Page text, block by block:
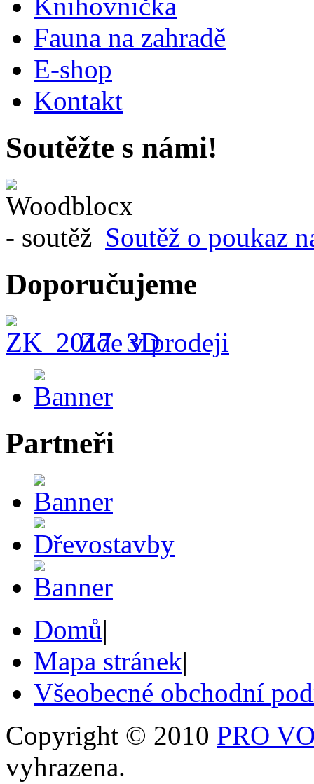
Knihovnička
Fauna na zahradě
E-shop
Kontakt
Soutěžte s námi!
Soutěž o poukaz
Doporučujeme
Zde v prodeji
Partneři
Domů|
Mapa stránek|
Všeobecné obchodní
Copyright © 2010 PRO
vyhrazena.